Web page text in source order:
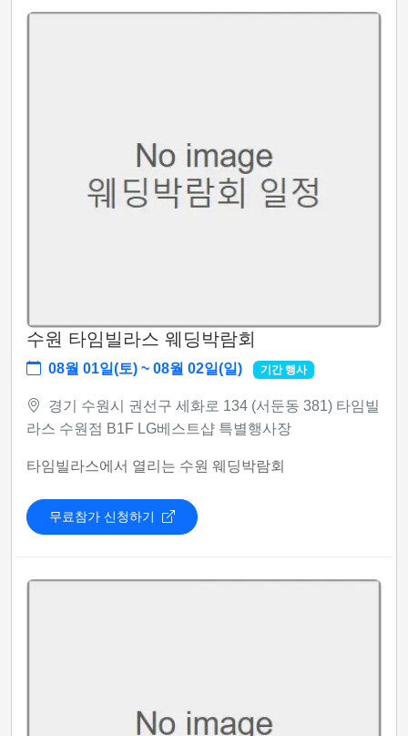
수원 타임빌라스 웨딩박람회
08월 01일(토) ~ 08월 02일(일) 기간 행사
경기 수원시 권선구 세화로 134 (서둔동 381) 타임빌
라스 수원점 B1F LG베스트샵 특별행사장
타임빌라스에서 열리는 수원 웨딩박람회
무료참가 신청하기